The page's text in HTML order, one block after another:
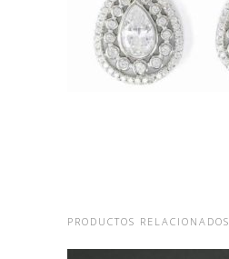
PRODUCTOS RELACIONADOS